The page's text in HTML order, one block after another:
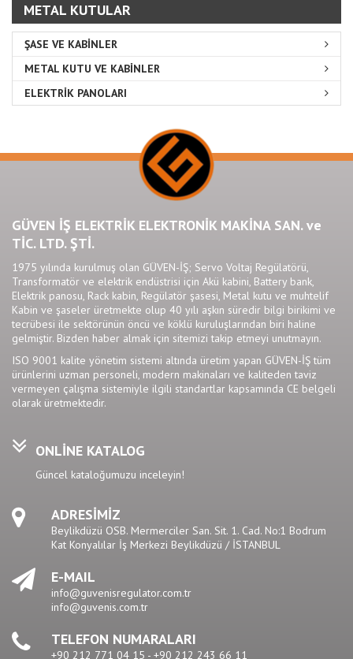
METAL KUTULAR
ŞASE VE KABİNLER
METAL KUTU VE KABİNLER
ELEKTRİK PANOLARI
GÜVEN İŞ ELEKTRİK ELEKTRONİK MAKİNA SAN. ve
TİC. LTD. ŞTİ.
1975 yılında kurulmuş olan GÜVEN-İŞ; Servo Voltaj Regülatörü,
Transformatör ve elektrik endüstrisi için Akü kabini, Battery bank,
Elektrik panosu, Rack kabin, Regülatör şasesi, Metal kutu ve muhtelif
Kabin ve şaseler üretmekte olup 40 yılı aşkın süredir bilgi birikimi ve
tecrübesi ile sektörünün öncü ve köklü kuruluşlarından biri haline
gelmiştir. Bizden haber almak için sitemizi takip etmeyi unutmayın.
ISO 9001 kalite yönetim sistemi altında üretim yapan GÜVEN-İŞ tüm
ürünlerini uzman personeli, modern makinaları ve kaliteden taviz
vermeyen çalışma sistemiyle ilgili standartlar kapsamında CE belgeli
olarak üretmektedir.
ONLİNE KATALOG
Güncel kataloğumuzu inceleyin!
ADRESİMİZ
Beylikdüzü OSB. Mermerciler San. Sit. 1. Cad. No:1 Bodrum
Kat Konyalılar İş Merkezi Beylikdüzü / İSTANBUL
E-MAIL
info@guvenisregulator.com.tr
info@guvenis.com.tr
TELEFON NUMARALARI
+90 212 771 04 15 - +90 212 243 66 11